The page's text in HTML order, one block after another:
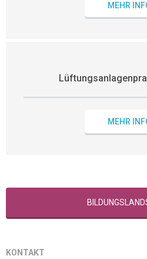
MEHR
MEHR
KONTAKT